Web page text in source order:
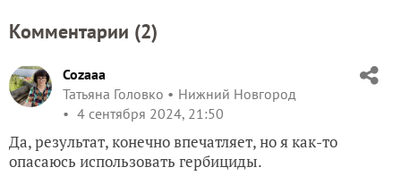
Комментарии (2)
Cozaaa
Татьяна Головко
Нижний Новгород
4 сентября 2024, 21:50
Да, результат, конечно впечатляет, но я как-то
опасаюсь использовать гербициды.